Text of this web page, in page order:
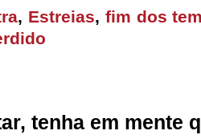
, Estreias, fim dos
tenha em mente